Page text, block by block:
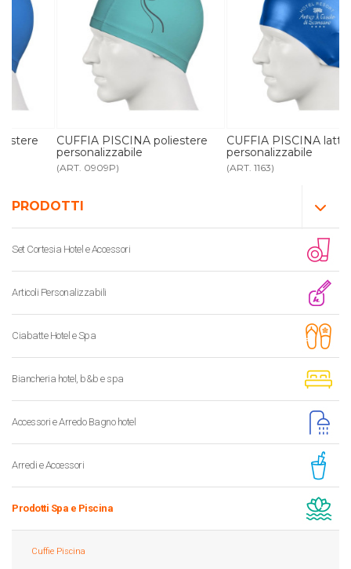
PRODOTTI
Set Cortesia Hotel e Accessori
Articoli Personalizzabili
Ciabatte Hotel e Spa
Biancheria hotel, b&b e spa
Accessori e Arredo Bagno hotel
Arredi e Accessori
Prodotti Spa e Piscina
Cuffie Piscina
CUFFIA PISCINA poliestere
personalizzabile
(ART. 0909P)
CUFFIA PISCINA lattice
personalizzabile
(ART. 1163)